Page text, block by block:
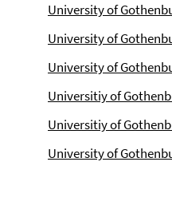
University of
University of
University of
Universitiy of
Universitiy of
University of